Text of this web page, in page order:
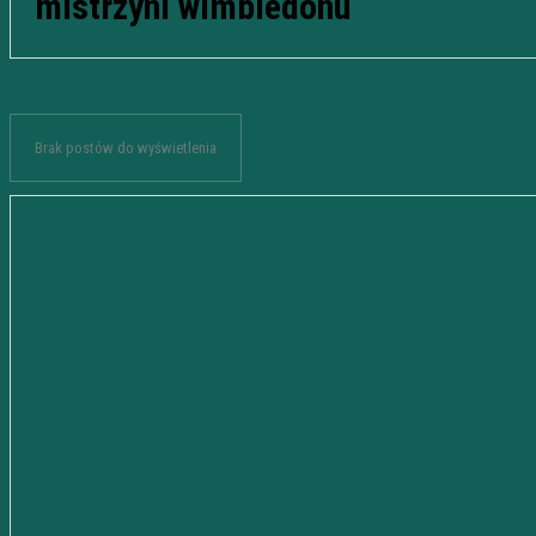
Brak postów do wyświetlenia